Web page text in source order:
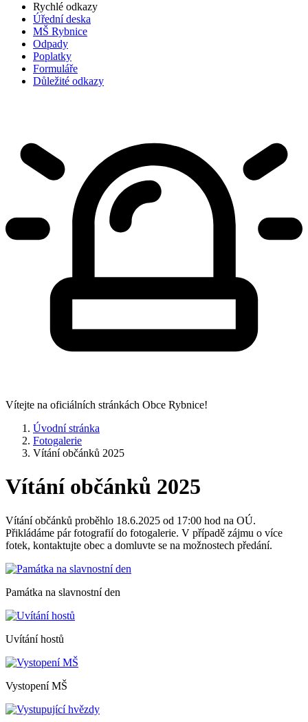
Rychlé odkazy
Úřední deska
MŠ Rybnice
Odpady
Poplatky
Formuláře
Důležité odkazy
Vítejte na oficiálních stránkách Obce Rybnice!
Úvodní stránka
Fotogalerie
Vítání občánků 2025
Vítání občánků 2025
Vítání občánků proběhlo 18.6.2025 od 17:00 hod na OÚ.
Přikládáme pár fotografií do fotogalerie. V případě zájmu o více
fotek, kontaktujte obec a domluvte se na možnostech předání.
Památka na slavnostní den
Uvítání hostů
Vystopení MŠ